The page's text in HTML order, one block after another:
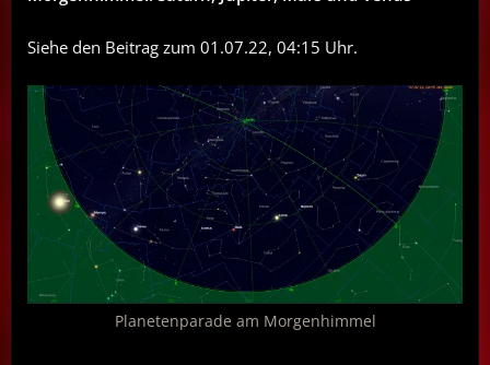
Siehe den Beitrag zum 01.07.22, 04:15 Uhr.
Planetenparade am Morgenhimmel